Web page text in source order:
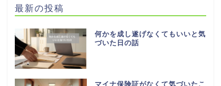
最新の投稿
何かを成し遂げなくてもいいと気
づいた日の話
マイナ保険証がなくて気づいたこ